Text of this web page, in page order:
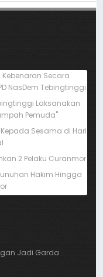
Kebenaran Secara
NasDem Tebingtinggi
Laksanakan
Pemuda"
Kepada Sesama di Hari
2 Pelaku Curanmor
Hakim Hingga
Jadi Garda